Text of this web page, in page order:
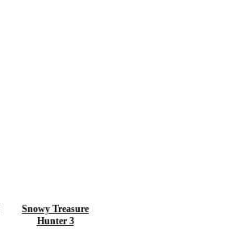
Snowy Treasure
Hunter 3